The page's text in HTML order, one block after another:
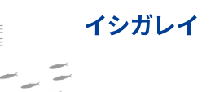
イシガレイ